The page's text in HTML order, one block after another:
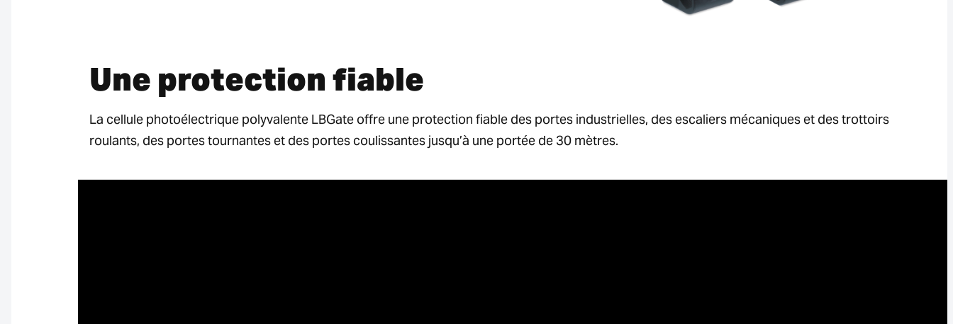
Une protection fiable
La cellule photoélectrique polyvalente LBGate offre une protection fiable des portes industrielles, des escaliers mécaniques et des trottoirs
roulants, des portes tournantes et des portes coulissantes jusqu’à une portée de 30 mètres.